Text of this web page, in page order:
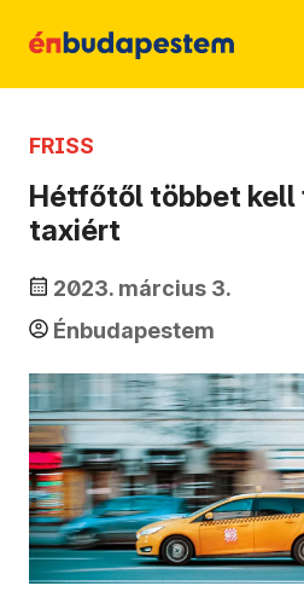
FRISS
Hétfőtől többet kell
taxiért
2023. március 3.
Énbudapestem